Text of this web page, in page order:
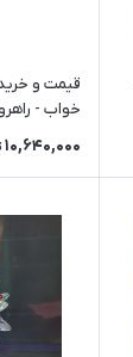
قیمت و
خواب - راهرو
10,640,000